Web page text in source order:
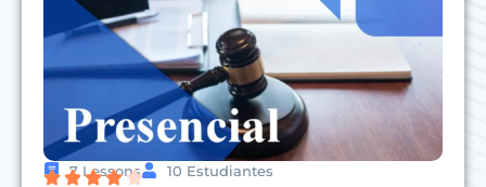
7 Lessons 10 Estudiantes